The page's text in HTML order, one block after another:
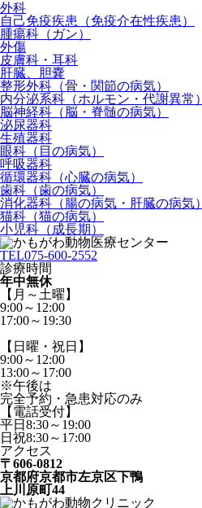
外科
自己免疫疾患（免疫介在性疾患）
腫瘍科（ガン）
外傷
皮膚科・耳科
肝臓、胆嚢
整形外科（骨・関節の病気）
内分泌系科（ホルモン・代謝異常）
脳神経科（脳・脊髄の病気）
泌尿器科
生殖器科
眼科（目の病気）
呼吸器科
循環器科（心臓の病気）
歯科（歯の病気）
消化器科（腸の病気・肝臓の病気）
猫科（猫の病気）
小児科（成長期）
TEL075-600-2552
診療時間
年中無休
【月～土曜】
9:00～12:00
17:00～19:30
【日曜・祝日】
9:00～12:00
13:00～17:00
※午後は
完全予約・急患対応のみ
【電話受付】
平日8:30～19:00
日祝8:30～17:00
アクセス
〒606-0812
京都府京都市左京区下鴨
上川原町44